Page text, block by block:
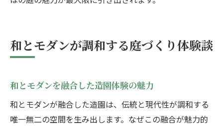
和とモダンが調和する庭づくり体験談
和とモダンを融合した造園体験の魅力
和とモダンが融合した造園は、伝統と現代性が調和する
唯一無二の空間を生み出します。なぜこの融合が魅力的